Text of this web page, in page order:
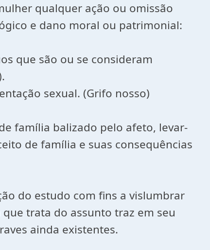
qualquer ação ou omissão
e dano moral ou patrimonial:
que são ou se consideram
sexual. (Grifo nosso)
família balizado pelo afeto, levar-
de família e suas consequências
do estudo com fins a vislumbrar
trata do assunto traz em seu
ainda existentes.